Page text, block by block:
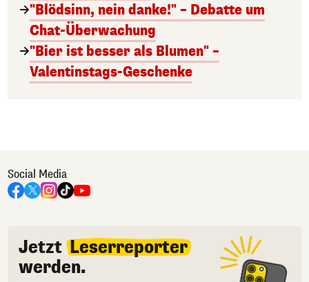
"Blödsinn, nein danke!" – Debatte um
Chat-Überwachung
"Bier ist besser als Blumen" –
Valentinstags-Geschenke
Social Media
Jetzt Leserreporter
werden.